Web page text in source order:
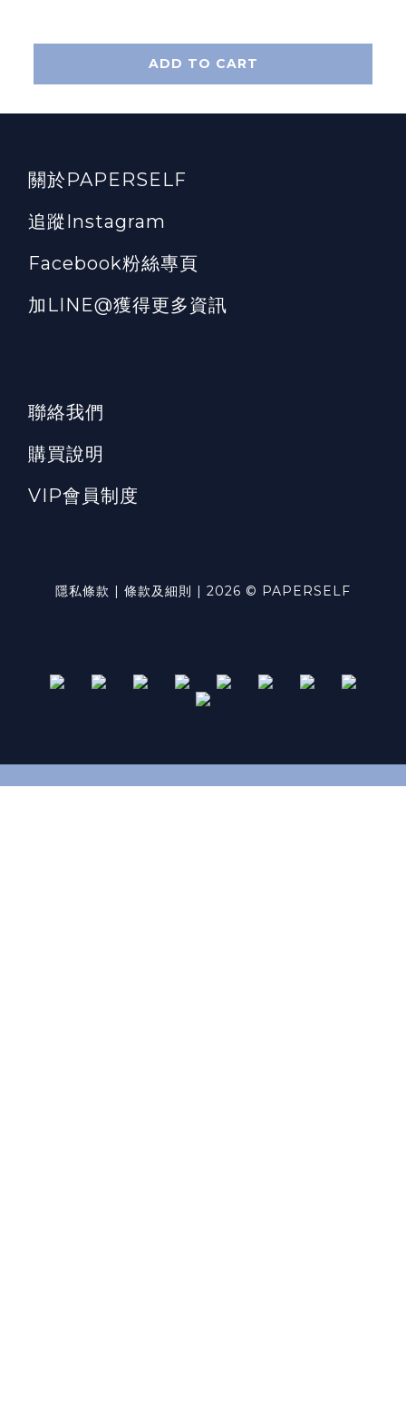
ADD TO CART
關於PAPERSELF
追蹤Instagram
Facebook粉絲專頁
加LINE@獲得更多資訊
聯絡我們
購買說明
VIP會員制度
隱私條款 | 條款及細則 | 2026 © PAPERSELF